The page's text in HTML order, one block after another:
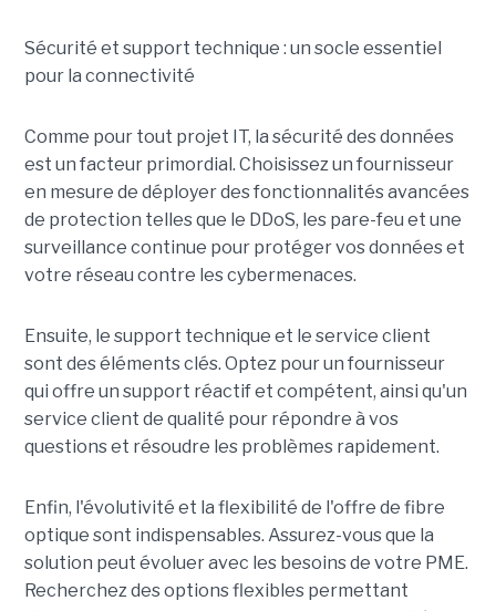
Sécurité et support technique : un socle essentiel
pour la connectivité
Comme pour tout projet IT, la sécurité des données
est un facteur primordial. Choisissez un fournisseur
en mesure de déployer des fonctionnalités avancées
de protection telles que le DDoS, les pare-feu et une
surveillance continue pour protéger vos données et
votre réseau contre les cybermenaces.
Ensuite, le support technique et le service client
sont des éléments clés. Optez pour un fournisseur
qui offre un support réactif et compétent, ainsi qu'un
service client de qualité pour répondre à vos
questions et résoudre les problèmes rapidement.
Enfin, l'évolutivité et la flexibilité de l'offre de fibre
optique sont indispensables. Assurez-vous que la
solution peut évoluer avec les besoins de votre PME.
Recherchez des options flexibles permettant